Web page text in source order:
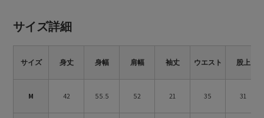
サイズ詳細
サイズ 身丈 身幅 肩幅 袖丈 ウエスト 股上
M 42 55.5 52 21 35 31